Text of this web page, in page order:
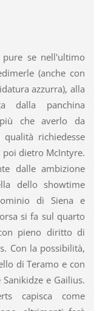
pure se nell'ultimo
(anche con
azzurra), alla
dalla panchina
che averlo da
richiedesse
poi dietro McIntyre.
dalle ambizione
dello showtime
di Siena e
si fa sul quarto
pieno diritto di
Con la possibilità,
di Teramo e con
e Gailius.
capisca come